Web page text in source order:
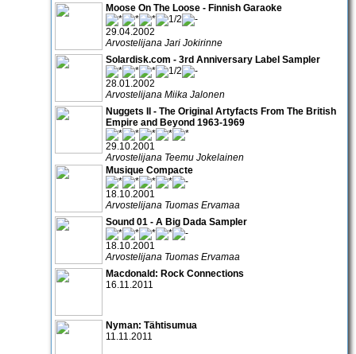
Moose On The Loose - Finnish Garaoke
29.04.2002
Arvostelijana Jari Jokirinne
Solardisk.com - 3rd Anniversary Label Sampler
28.01.2002
Arvostelijana Miika Jalonen
Nuggets II - The Original Artyfacts From The British
Empire and Beyond 1963-1969
29.10.2001
Arvostelijana Teemu Jokelainen
Musique Compacte
18.10.2001
Arvostelijana Tuomas Ervamaa
Sound 01 - A Big Dada Sampler
18.10.2001
Arvostelijana Tuomas Ervamaa
Macdonald: Rock Connections
16.11.2011
Nyman: Tähtisumua
11.11.2011